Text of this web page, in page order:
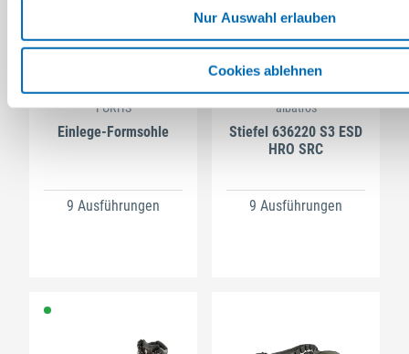
Nur Auswahl erlauben
Cookies ablehnen
FORTIS
Einlege-Formsohle
9 Ausführungen
albatros
Stiefel 636220 S3 ESD
HRO SRC
9 Ausführungen